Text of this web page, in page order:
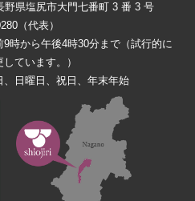
県塩尻市大門七番町 3 番 3 号
（代表）
9時から午後4時30分まで（試行的に
ています。）
、日曜日、祝日、年末年始